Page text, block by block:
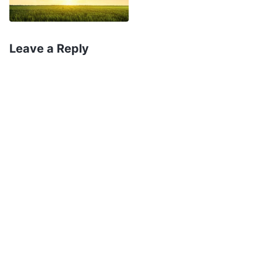
seminários e escolas teológicas e têm diplomas
em teologia. Com o diploma em mãos, eles são
designados para liderar os crentes nas igrejas.
Leave a Reply